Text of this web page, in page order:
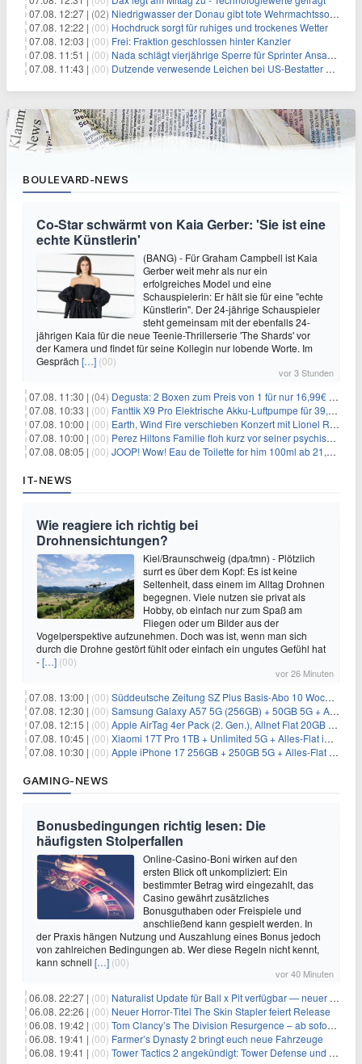
07.08. 12:27 | (02) Niedrigwasser der Donau gibt tote Wehrmachtssoldaten frei
07.08. 12:22 | (00) Hochdruck sorgt für ruhiges und trockenes Wetter
07.08. 12:03 | (00) Frei: Fraktion geschlossen hinter Kanzler
07.08. 11:51 | (00) Nada schlägt vierjährige Sperre für Sprinter Ansah vor
07.08. 11:43 | (00) Dutzende verwesende Leichen bei US-Bestatter gefunden
BOULEVARD-NEWS
Co-Star schwärmt von Kaia Gerber: 'Sie ist eine
echte Künstlerin'
(BANG) - Für Graham Campbell ist Kaia
Gerber weit mehr als nur ein
erfolgreiches Model und eine
Schauspielerin: Er hält sie für eine "echte
Künstlerin". Der 24-jährige Schauspieler
steht gemeinsam mit der ebenfalls 24-
jährigen Kaia für die neue Teenie-Thrillerserie 'The Shards' vor
der Kamera und findet für seine Kollegin nur lobende Worte. Im
Gespräch […] (00)
vor 3 Stunden
07.08. 11:30 | (04) Degusta: 2 Boxen zum Preis von 1 für nur 16,99€ inkl. Versand
07.08. 10:33 | (00) Fanttik X9 Pro Elektrische Akku-Luftpumpe für 39,99€
07.08. 10:00 | (00) Earth, Wind Fire verschieben Konzert mit Lionel Richie nach medizinischem Notfall
07.08. 10:00 | (00) Perez Hiltons Familie floh kurz vor seiner psychischen Krise aus dem Haus
07.08. 08:05 | (00) JOOP! Wow! Eau de Toilette for him 100ml ab 21,84€ im Sparabo
IT-NEWS
Wie reagiere ich richtig bei
Drohnensichtungen?
Kiel/Braunschweig (dpa/tmn) - Plötzlich
surrt es über dem Kopf: Es ist keine
Seltenheit, dass einem im Alltag Drohnen
begegnen. Viele nutzen sie privat als
Hobby, ob einfach nur zum Spaß am
Fliegen oder um Bilder aus der
Vogelperspektive aufzunehmen. Doch was ist, wenn man sich
durch die Drohne gestört fühlt oder einfach ein ungutes Gefühl hat
-[…] (00)
vor 26 Minuten
07.08. 13:00 | (00) Süddeutsche Zeitung SZ Plus Basis-Abo 10 Wochen für 10€
07.08. 12:30 | (00) Samsung Galaxy A57 5G (256GB) + 50GB 5G + Alles-Flat im Vodafone-Netz für 19,99€/Monat – eff. 2,36€/Monat
07.08. 12:15 | (00) Apple AirTag 4er Pack (2. Gen.), Allnet Flat 20GB 5G im Telekom-Netz für 14,99€/Monat – eff. 2,07€/Monat
07.08. 10:45 | (00) Xiaomi 17T Pro 1TB + Unlimited 5G + Alles-Flat im o2 Netz für 29,99€/Monat – eff. 1,15€/Monat
07.08. 10:30 | (00) Apple iPhone 17 256GB + 250GB 5G + Alles-Flat im Telekom-Netz für 34€/Monat – eff. 6,29€/Monat
GAMING-NEWS
Bonusbedingungen richtig lesen: Die
häufigsten Stolperfallen
Online-Casino-Boni wirken auf den
ersten Blick oft unkompliziert: Ein
bestimmter Betrag wird eingezahlt, das
Casino gewährt zusätzliches
Bonusguthaben oder Freispiele und
anschließend kann gespielt werden. In
der Praxis hängen Nutzung und Auszahlung eines Bonus jedoch
von zahlreichen Bedingungen ab. Wer diese Regeln nicht kennt,
kann schnell […] (00)
vor 40 Minuten
06.08. 22:27 | (00) Naturalist Update für Ball x Pit verfügbar — neuer Content auf allen Plattformen
06.08. 22:26 | (00) Neuer Horror‑Titel The Skin Stapler feiert Release
06.08. 19:42 | (00) Tom Clancy’s The Division Resurgence – ab sofort für euch verfügbar
06.08. 19:41 | (00) Farmer’s Dynasty 2 bringt euch neue Fahrzeuge
06.08. 19:41 | (00) Tower Tactics 2 angekündigt: Tower Defense und Deckbuilding Kombo kehrt zurück